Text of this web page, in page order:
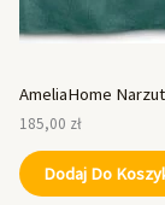
AmeliaHome
185,00 zł
Dodaj Do